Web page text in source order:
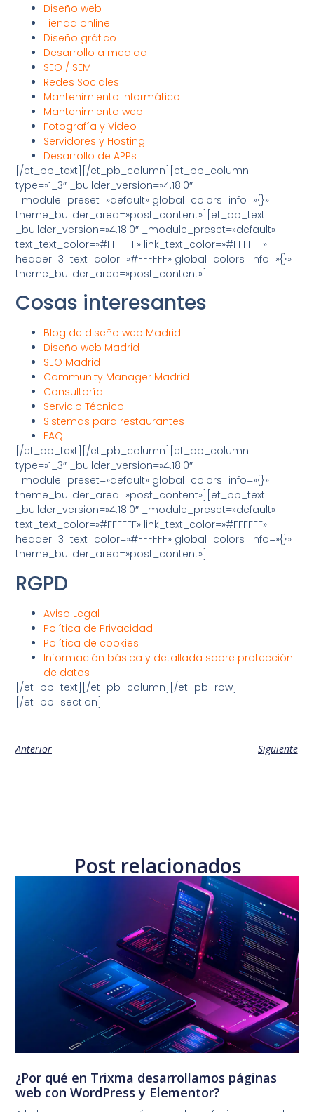
Diseño web
Tienda online
Diseño gráfico
Desarrollo a medida
SEO / SEM
Redes Sociales
Mantenimiento informático
Mantenimiento web
Fotografía y Video
Servidores y Hosting
Desarrollo de APPs
[/et_pb_text][/et_pb_column][et_pb_column
type=»1_3″ _builder_version=»4.18.0″
_module_preset=»default» global_colors_info=»{}»
theme_builder_area=»post_content»][et_pb_text
_builder_version=»4.18.0″ _module_preset=»default»
text_text_color=»#FFFFFF» link_text_color=»#FFFFFF»
header_3_text_color=»#FFFFFF» global_colors_info=»{}»
theme_builder_area=»post_content»]
Cosas interesantes
Blog de diseño web Madrid
Diseño web Madrid
SEO Madrid
Community Manager Madrid
Consultoría
Servicio Técnico
Sistemas para restaurantes
FAQ
[/et_pb_text][/et_pb_column][et_pb_column
type=»1_3″ _builder_version=»4.18.0″
_module_preset=»default» global_colors_info=»{}»
theme_builder_area=»post_content»][et_pb_text
_builder_version=»4.18.0″ _module_preset=»default»
text_text_color=»#FFFFFF» link_text_color=»#FFFFFF»
header_3_text_color=»#FFFFFF» global_colors_info=»{}»
theme_builder_area=»post_content»]
RGPD
Aviso Legal
Política de Privacidad
Política de cookies
Información básica y detallada sobre protección
de datos
[/et_pb_text][/et_pb_column][/et_pb_row]
[/et_pb_section]
Anterior Siguiente
Post relacionados
¿Por qué en Trixma desarrollamos páginas
web con WordPress y Elementor?